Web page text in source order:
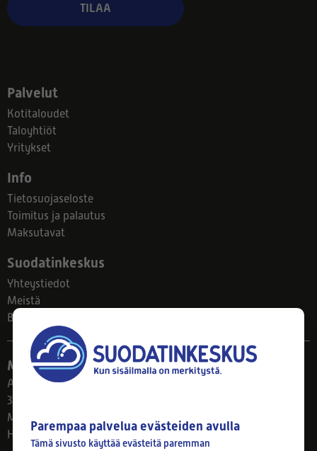
TILAA
Palvelut
Kotitaloudet
Taloyhtiöt
Yritykset
Info
Tietosuojaseloste
Toimitus ja palautus
Maksutavat
Suodatinkeskus
Yhteystiedot
Meistä
Blogi
Myymälä
Ahlmanintie 61
33800 Tampere
Ma–Pe 8–17
Huom! Myymälän poikkeusaukiolot: 27.7.-21.8. klo 8-16
Parempaa palvelua evästeiden avulla
Tämä sivusto käyttää evästeitä paremman